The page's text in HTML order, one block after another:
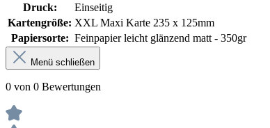
Druck:
Einseitig
Kartengröße: XXL Maxi Karte 235 x 125mm
Papiersorte: Feinpapier leicht glänzend matt - 350gr
Menü schließen
0 von 0 Bewertungen